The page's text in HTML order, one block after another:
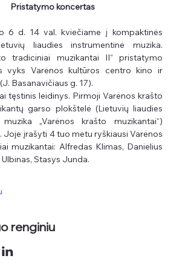
Pristatymo koncertas
6 d. 14 val. kviečiame į kompaktinės
liaudies instrumentinė muzika.
tradiciniai muzikantai II“ pristatymo
vyks Varėnos kultūros centro kino ir
Basanavičiaus g. 17).
leidinys. Pirmoji Varėnos krašto
garso plokštelė (Lietuvių liaudies
„Varėnos krašto muzikantai“)
Joje įrašyti 4 tuo metu ryškiausi Varėnos
muzikantai: Alfredas Klimas, Danielius
Stasys Junda.
renginiu